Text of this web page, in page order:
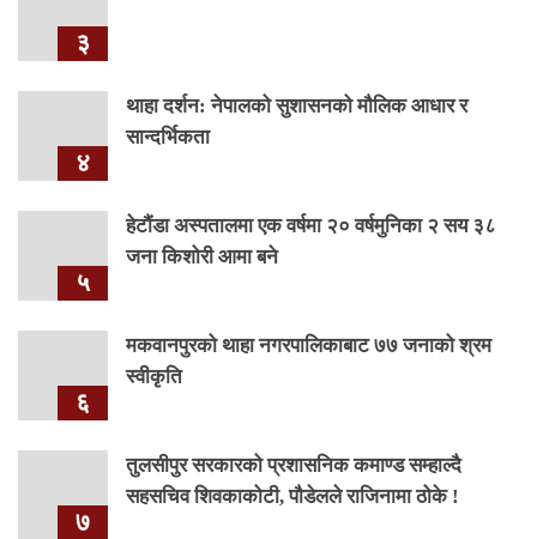
३
४
थाहा दर्शन: नेपालको सुशासनको मौलिक आधार र
सान्दर्भिकता
५
हेटौंडा अस्पतालमा एक वर्षमा २० वर्षमुनिका २ सय ३८
जना किशोरी आमा बने
६
मकवानपुरको थाहा नगरपालिकाबाट ७७ जनाको श्रम
स्वीकृति
७
तुलसीपुर सरकारको प्रशासनिक कमाण्ड सम्हाल्दै
सहसचिव शिवकाकोटी, पौडेलले राजिनामा ठोके !